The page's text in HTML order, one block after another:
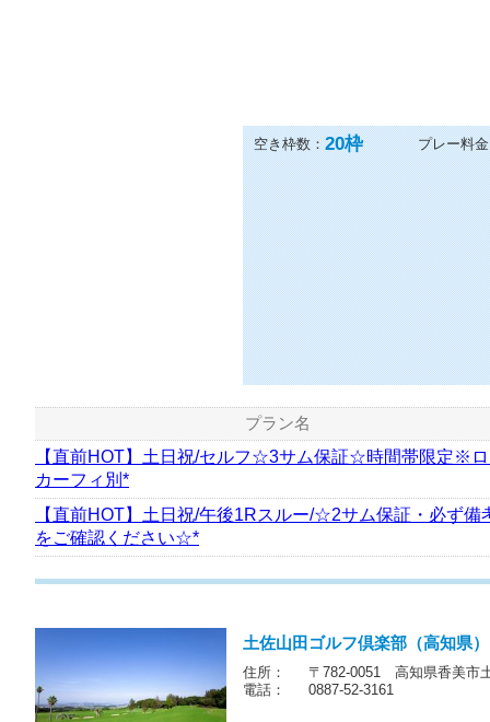
空き枠数： 20枠 プレー料
プラン名
【直前HOT】土日祝/セルフ☆3サム保証☆時間帯限定※
カーフィ別*
【直前HOT】土日祝/午後1Rスルー/☆2サム保証・必ず備
をご確認ください☆*
土佐山田ゴルフ倶楽部（高知県）
住所：
〒782-0051 高知県香美市
電話：
0887-52-3161